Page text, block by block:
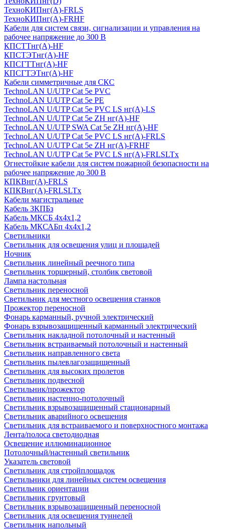
ТехноКИПнг(A)-FRLS
ТехноКИПнг(A)-FRHF
Кабели для систем связи, сигнализации и управления на
рабочее напряжение до 300 В
КПСТТнг(A)-HF
КПСТЭТнг(A)-HF
КПСГТТнг(A)-HF
КПСГТЭТнг(A)-HF
Кабели симметричные для СКС
TechnoLAN U/UTP Cat 5e PVC
TechnoLAN U/UTP Cat 5e PE
TechnoLAN U/UTP Cat 5e PVC LS нг(A)-LS
TechnoLAN U/UTP Cat 5e ZH нг(A)-HF
TechnoLAN U/UTP SWA Cat 5e ZH нг(A)-HF
TechnoLAN U/UTP Cat 5e PVC LS нг(A)-FRLS
TechnoLAN U/UTP Cat 5e ZH нг(A)-FRHF
TechnoLAN U/UTP Cat 5e PVC LS нг(A)-FRLSLTx
Огнестойкие кабели для систем пожарной безопасности на
рабочее напряжение до 300 В
КПКВнг(A)-FRLS
КПКВнг(A)-FRLSLTx
Кабели магистральные
Кабель ЗКПБз
Кабель МКСБ 4х4х1,2
Кабель МКСАБп 4х4х1,2
Светильники
Светильник для освещения улиц и площадей
Ночник
Светильник линейный реечного типа
Светильник торшерный, столбик световой
Лампа настольная
Светильник переносной
Светильник для местного освещения станков
Прожектор переносной
Фонарь карманный, ручной электрический
Фонарь взрывозащищенный карманный электрический
Светильник накладной потолочный и настенный
Светильник встраиваемый потолочный и настенный
Светильник направленного света
Светильник пылевлагозащищенный
Светильник для высоких пролетов
Светильник подвесной
Светильник/прожектор
Светильник настенно-потолочный
Светильник взрывозащищенный стационарный
Светильник аварийного освещения
Светильник для встраиваемого и поверхностного монтажа
Лента/полоса светодиодная
Освещение иллюминационное
Потолочный/настенный светильник
Указатель световой
Светильник для стройплощадок
Светильники для линейных систем освещения
Светильник ориентации
Светильник грунтовый
Светильник взрывозащищенный переносной
Светильник для освещения туннелей
Светильник напольный